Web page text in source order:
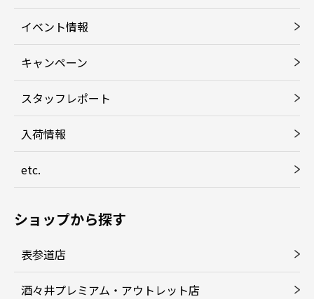
イベント情報
キャンペーン
スタッフレポート
入荷情報
etc.
ショップから探す
表参道店
酒々井プレミアム・アウトレット店